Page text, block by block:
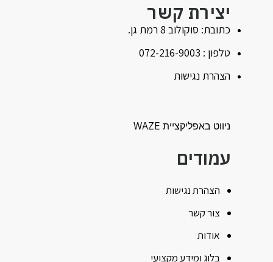
יצירת קשר
כתובת: סוקולוב 8 רמת גן.
טלפון : 072-216-9003
הצהרת נגישות
ניווט באפליקציית WAZE
עמודים
הצהרת נגישות
צור קשר
אודות
בלוג ומידע מקצועי